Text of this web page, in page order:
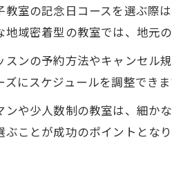
教室の記念日コースを選ぶ際
域密着型の教室では、地元
スンの予約方法やキャンセル
にスケジュールを調整できま
ンや少人数制の教室は、細か
ことが成功のポイントとなり